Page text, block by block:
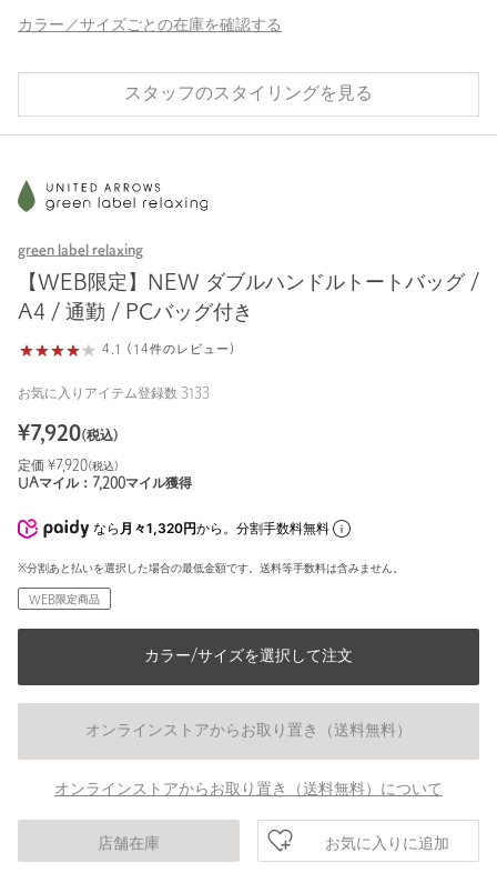
カラー／サイズごとの在庫を確認する
スタッフのスタイリングを見る
green label relaxing
【WEB限定】NEW ダブルハンドルトートバッグ /
A4 / 通勤 / PCバッグ付き
4.1 (14件のレビュー)
お気に入りアイテム登録数 3133
¥7,920(税込)
定価 ¥7,920(税込)
UAマイル： 7,200マイル獲得
なら 月々1,320円から。分割手数料無料
※分割あと払いを選択した場合の最低金額です。送料等手数料は含みません。
WEB限定商品
カラー/サイズを選択して注文
オンラインストアからお取り置き（送料無料）
オンラインストアからお取り置き（送料無料）について
店舗在庫 お気に入りに追加